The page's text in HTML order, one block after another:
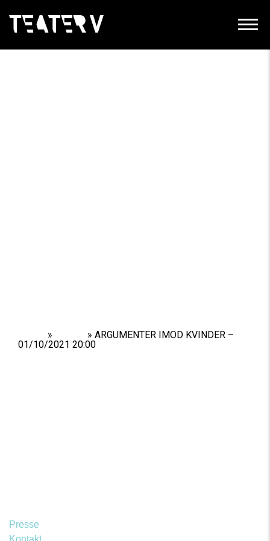
» » ARGUMENTER IMOD KVINDER –
01/10/2021 20:00
Presse
Kontakt